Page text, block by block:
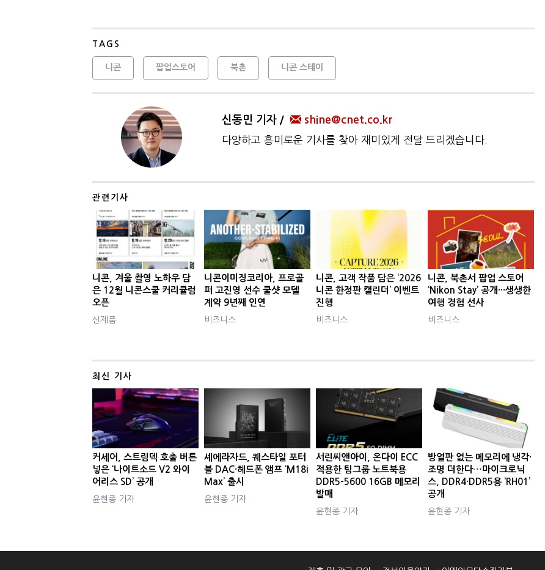
TAGS
니콘 팝업스토어 북촌 니콘 스테이
신동민 기자 shine@cnet.co.kr
다양하고 흥미로운 기사를 찾아 재미있게 전달 드리겠습니다.
관련기사
니콘, 겨울 촬영 노하우 담
은 12월 니콘스쿨 커리큘럼
오픈
신제품
니콘이미징코리아, 프로골
퍼 고진영 선수 쿨샷 모델
계약 9년째 인연
비즈니스
니콘, 고객 작품 담은 ‘2026
니콘 한정판 캘린더’ 이벤트
진행
비즈니스
니콘, 북촌서 팝업 스토어
‘Nikon Stay’ 공개···생생한
여행 경험 선사
비즈니스
최신 기사
커세어, 스트림덱 호출 버튼
넣은 ‘나이트소드 V2 와이
어리스 SD’ 공개
윤현종 기자
셰에라자드, 퀘스타일 포터
블 DAC·헤드폰 앰프 ‘M18i
Max’ 출시
윤현종 기자
서린씨앤아이, 온다이 ECC
적용한 팀그룹 노트북용
DDR5-5600 16GB 메모리
발매
윤현종 기자
방열판 없는 메모리에 냉각·
조명 더한다…마이크로닉
스, DDR4·DDR5용 ‘RH01’
공개
윤현종 기자